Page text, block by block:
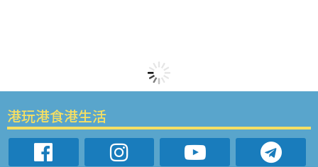
港玩港食港生活